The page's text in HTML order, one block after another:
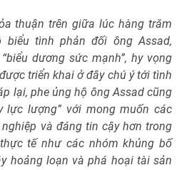
thuận trên giữa lúc hàng trăm
biểu tình phản đối ông Assad,
dương sức mạnh”, hy vọng
triển khai ở đây chú ý tới tình
lại, phe ủng hộ ông Assad cũng
lực lượng” với mong muốn các
và đáng tin cậy hơn trong
tế như các nhóm khủng bố
hoảng loạn và phá hoại tài sản